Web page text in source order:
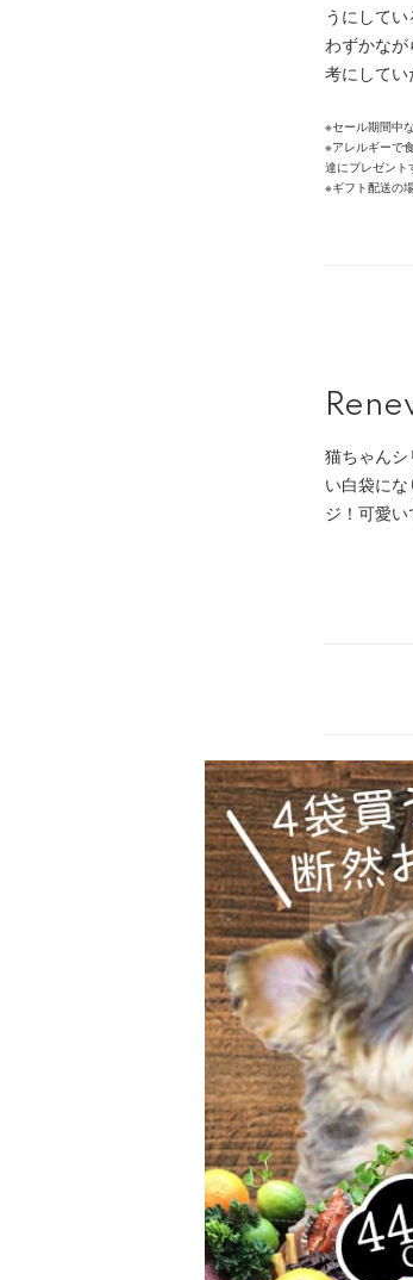
うにして
わずかな
考にしてい
※セール期間中
※アレルギーで
達にプレゼント
※ギフト配送の
猫ちゃん
い白袋に
ジ！可愛